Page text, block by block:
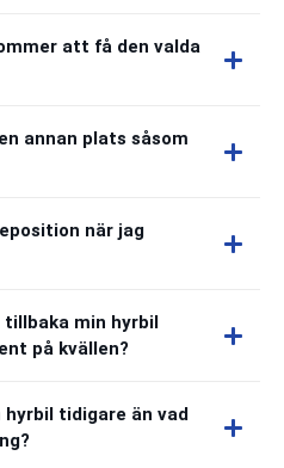
att få den valda
annan plats såsom
när jag
tillbaka min hyrbil
på kvällen?
hyrbil tidigare än vad